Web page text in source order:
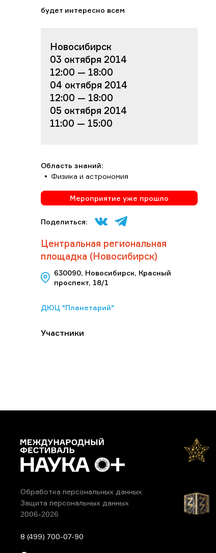
будет интересно всем
Новосибирск
03 октября 2014
12:00 — 18:00
04 октября 2014
12:00 — 18:00
05 октября 2014
11:00 — 15:00
Область знаний:
Физика и астрономия
Мероприятие уже прошло
Поделиться:
Центральная региональная
площадка (Новосибирск)
630090, Новосибирск, Красный
проспект, 18/1
ДЮЦ "Планетарий"
Участники
Обработка персональных данных
Защита персональных данных
2006-2026
8 (499) 700-07-90